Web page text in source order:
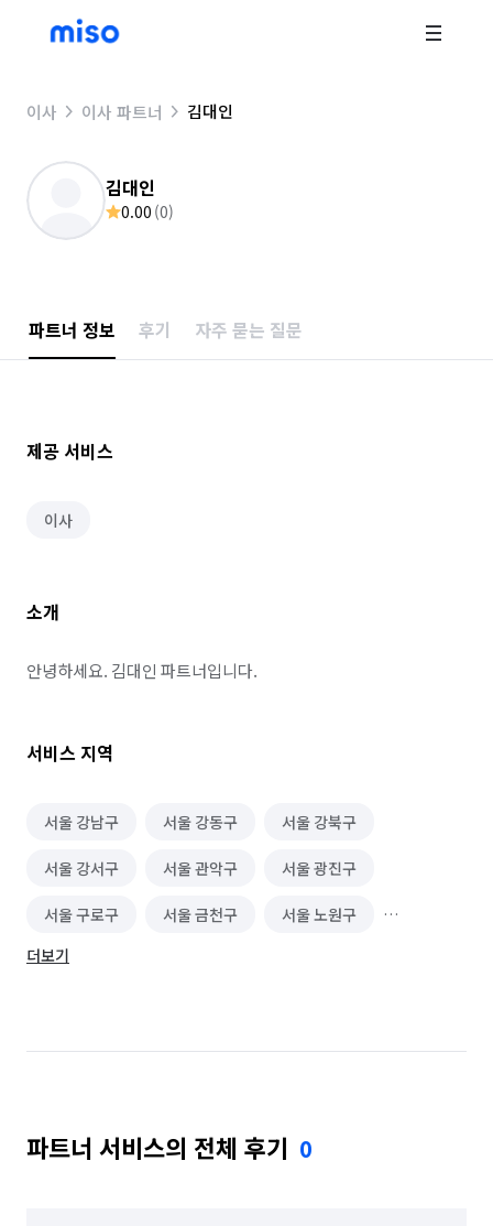
이사 이사 파트너 김대인
김대인
0.00 (0)
파트너 정보 후기 자주 묻는 질문
제공 서비스
이사
소개
안녕하세요. 김대인 파트너입니다.
서비스 지역
서울 강남구 서울 강동구 서울 강북구
서울 강서구 서울 관악구 서울 광진구
서울 구로구 서울 금천구 서울 노원구
서울 도봉구
서울 성동구 서울 성북구 서울 송파구
서울 은평구 서울 종로구 서울 중구
더보기
파트너 서비스의 전체 후기 0